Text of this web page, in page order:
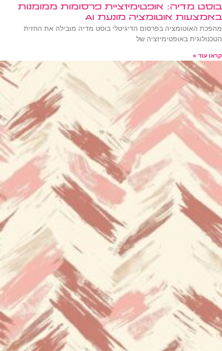
בוסט מדיה: אופטימיזציית פרסומות ממומנות
באמצעות אוטומציה מונעת AI
מהפכת האוטומציה בפרסום הדיגיטלי בוסט מדיה מובילה את החזית
הטכנולוגית באופטימיזציה של
קראו עוד »